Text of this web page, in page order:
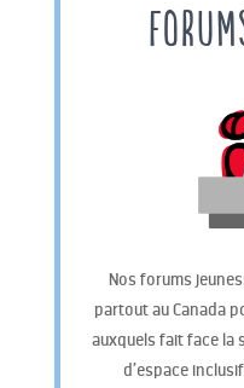
Nos forums
partout au Canada
auxquels fait face la
d’espace